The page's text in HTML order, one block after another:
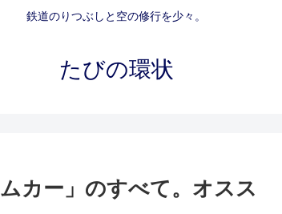
鉄道のりつぶしと空の修行を少々。
たびの環状
カー」のすべて。オスス